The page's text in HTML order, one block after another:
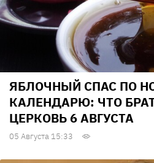
ЯБЛОЧНЫЙ СПАС ПО
КАЛЕНДАРЮ: ЧТО
ЦЕРКОВЬ 6 АВГУСТА
05 Августа 15:33